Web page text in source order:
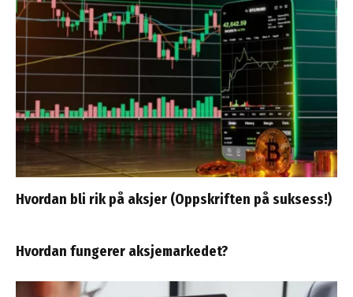
Hvordan bli rik på aksjer (Oppskriften på suksess!)
Hvordan fungerer aksjemarkedet?